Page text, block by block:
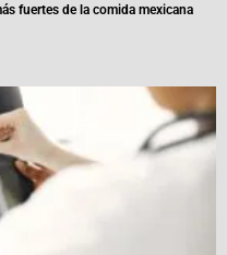
fuertes de la comida mexicana